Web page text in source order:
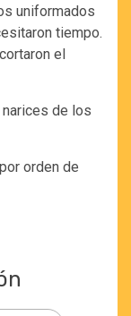
uniformados
tiempo.
el
de los
orden de